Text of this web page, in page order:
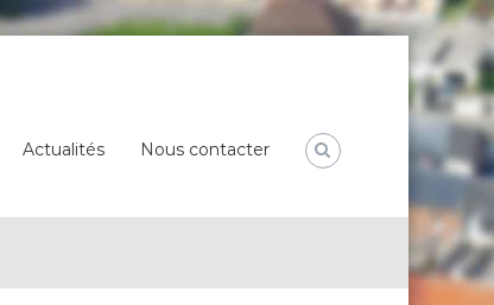
Actualités Nous contacter